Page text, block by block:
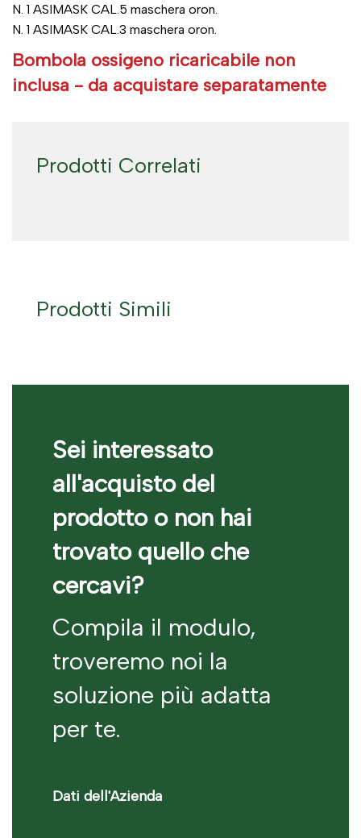
N. 1 ASIMASK CAL.5 maschera oron.
N. 1 ASIMASK CAL.3 maschera oron.
Bombola ossigeno ricaricabile non
inclusa - da acquistare separatamente
Prodotti Correlati
Prodotti Simili
Sei interessato
all'acquisto del
prodotto o non hai
trovato quello che
cercavi?
Compila il modulo,
troveremo noi la
soluzione più adatta
per te.
Dati dell'Azienda